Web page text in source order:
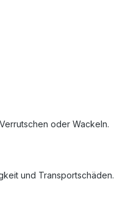
oder Wackeln.
und Transportschäden.